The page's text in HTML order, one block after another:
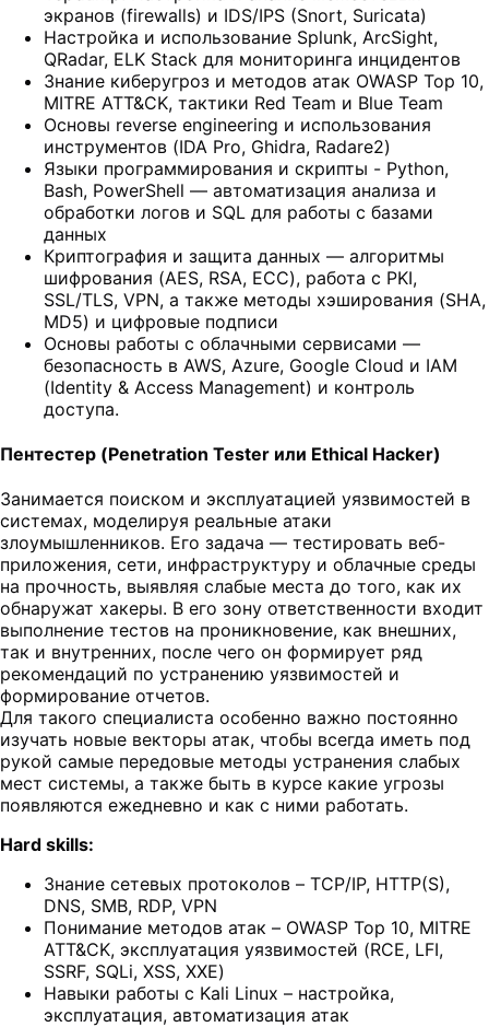
экранов (firewalls) и IDS/IPS (Snort, Suricata)
Настройка и использование Splunk, ArcSight,
QRadar, ELK Stack для мониторинга инцидентов
Знание киберугроз и методов атак OWASP Top 10,
MITRE ATT&CK, тактики Red Team и Blue Team
Основы reverse engineering и использования
инструментов (IDA Pro, Ghidra, Radare2)
Языки программирования и скрипты - Python,
Bash, PowerShell — автоматизация анализа и
обработки логов и SQL для работы с базами
данных
Криптография и защита данных — алгоритмы
шифрования (AES, RSA, ECC), работа с PKI,
SSL/TLS, VPN, а также методы хэширования (SHA,
MD5) и цифровые подписи
Основы работы с облачными сервисами —
безопасность в AWS, Azure, Google Cloud и IAM
(Identity & Access Management) и контроль
доступа.
Пентестер (Penetration Tester или Ethical Hacker)
Занимается поиском и эксплуатацией уязвимостей в
системах, моделируя реальные атаки
злоумышленников. Его задача — тестировать веб-
приложения, сети, инфраструктуру и облачные среды
на прочность, выявляя слабые места до того, как их
обнаружат хакеры. В его зону ответственности входит
выполнение тестов на проникновение, как внешних,
так и внутренних, после чего он формирует ряд
рекомендаций по устранению уязвимостей и
формирование отчетов.
Для такого специалиста особенно важно постоянно
изучать новые векторы атак, чтобы всегда иметь под
рукой самые передовые методы устранения слабых
мест системы, а также быть в курсе какие угрозы
появляются ежедневно и как с ними работать.
Hard skills:
Знание сетевых протоколов – TCP/IP, HTTP(S),
DNS, SMB, RDP, VPN
Понимание методов атак – OWASP Top 10, MITRE
ATT&CK, эксплуатация уязвимостей (RCE, LFI,
SSRF, SQLi, XSS, XXE)
Навыки работы с Kali Linux – настройка,
эксплуатация, автоматизация атак